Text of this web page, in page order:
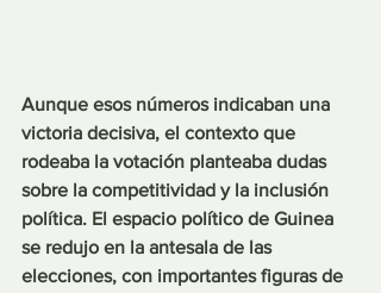
Aunque esos números indicaban una
victoria decisiva, el contexto que
rodeaba la votación planteaba dudas
sobre la competitividad y la inclusión
política. El espacio político de Guinea
se redujo en la antesala de las
elecciones, con importantes figuras de